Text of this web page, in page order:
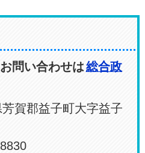
問い合わせは総合政
賀郡益子町大字益子